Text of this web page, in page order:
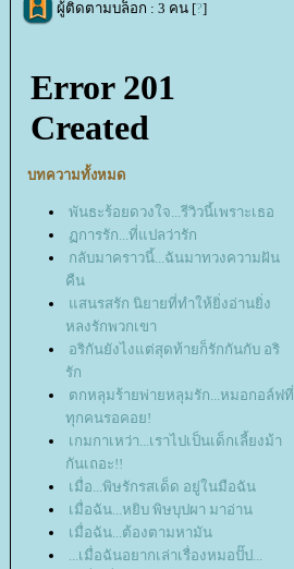
ผู้ติดตามบล็อก : 3 คน [?]
บทความทั้งหมด
พันธะร้อยดวงใจ...รีวิวนี้เพราะเธอ
การรัก...ที่แปลว่ารัก
กลับมาคราวนี้...ฉันมาทวงความฝัน
คืน
สนรสรัก นิยายที่ทำให้ยิ่งอ่านยิ่ง
หลงรักพวกเขา
อริกันยังไงแต่สุดท้ายก็รักกันกับ อริ
รัก
ตกหลุมร้ายพ่ายหลุมรัก...หมอกอล์ฟที่
ทุกคนรอคอย!
เกมกาเหว่า...เราไปเป็นเด็กเลี้ยงม้า
กันเถอะ!!
เมื่อ...พิษรักรสเด็ด อยู่ในมือฉัน
เมื่อฉัน...หยิบ พิษบุปผา มาอ่าน
เมื่อฉัน...ต้องตามหามัน
...เมื่อฉันอยากเล่าเรื่องหมอปั๊ป...